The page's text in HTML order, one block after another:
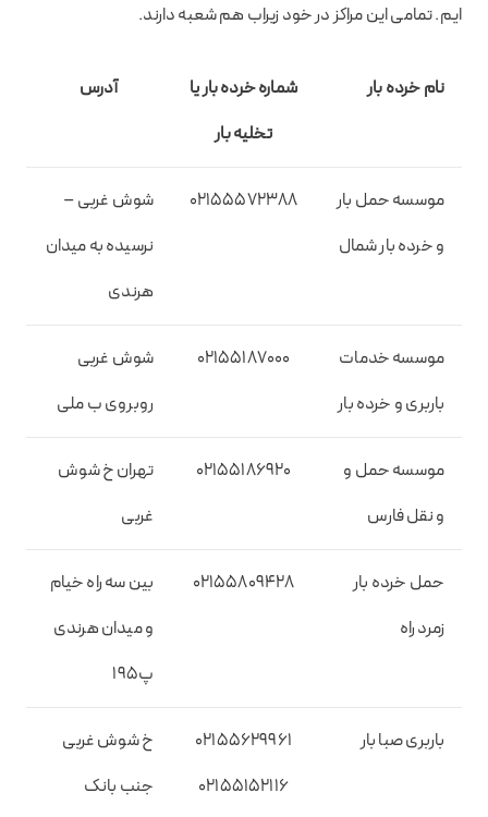
ایم. تمامی این مراکز در خود زیراب هم شعبه دارند.
نام خرده بار
شماره خرده بار یا
تخلیه بار
آدرس
موسسه حمل بار
و خرده بار شمال
02155572388
شوش غربی –
نرسیده به میدان
هرندی
موسسه خدمات
باربری و خرده بار
02155187000
شوش غربی
روبروی ب ملی
موسسه حمل و
و نقل فارس
02155186920
تهران خ شوش
غربی
حمل خرده بار
زمرد راه
02155809428
بین سه راه خیام
و میدان هرندی
پ195
باربری صبا بار
02155629961
02155152116
خ شوش غربی
جنب بانک